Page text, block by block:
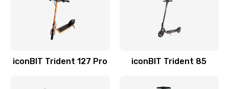
iconBIT Trident 127 Pro iconBIT Trident 85